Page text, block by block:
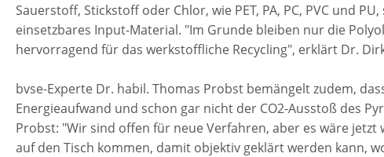
Sauerstoff, Stickstoff oder Chlor, wie PET, PA, PC, PVC und
einsetzbares Input-Material. "Im Grunde bleiben nur die
hervorragend für das werkstoffliche Recycling", erklärt Dr.
bvse-Experte Dr. habil. Thomas Probst bemängelt zudem,
Energieaufwand und schon gar nicht der CO2-Ausstoß des
Probst: "Wir sind offen für neue Verfahren, aber es wäre jetzt
auf den Tisch kommen, damit objektiv geklärt werden kann,